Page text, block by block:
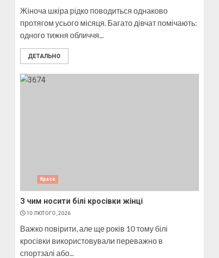
Жіноча шкіра рідко поводиться однаково
протягом усього місяця. Багато дівчат помічають:
одного тижня обличчя...
ДЕТАЛЬНО
Краса
З чим носити білі кросівки жінці
10 ЛЮТОГО, 2026
Важко повірити, але ще років 10 тому білі
кросівки використовували переважно в
спортзалі або...
3
Як виготовити свічку в
домашніх умовах